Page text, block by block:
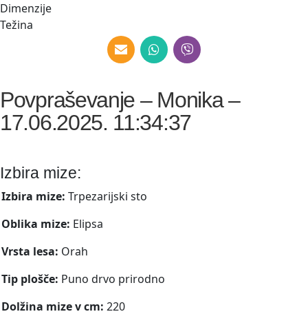
Dimenzije
Težina
Povpraševanje – Monika –
17.06.2025. 11:34:37
Izbira mize:
Izbira mize: Trpezarijski sto
Oblika mize: Elipsa
Vrsta lesa: Orah
Tip plošče: Puno drvo prirodno
Dolžina mize v cm: 220